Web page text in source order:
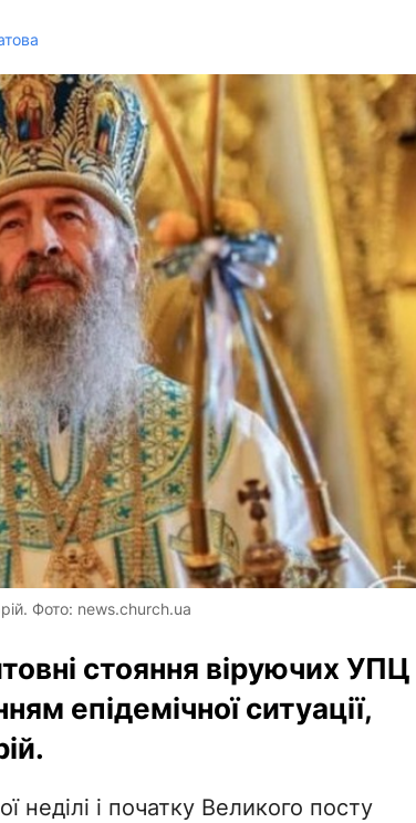
Фото: news.church.ua
стояння віруючих УПЦ
епідемічної ситуації,
неділі і початку Великого посту